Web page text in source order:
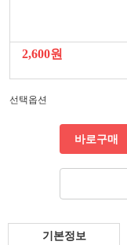
2,600원
선택옵션
바로구매
기본정보